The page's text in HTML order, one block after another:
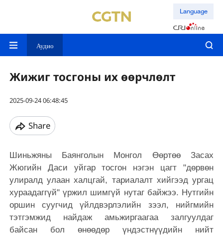
Language
Аудио
Жижиг тосгоны их өөрчлөлт
2025-09-24 06:48:45
Share
Шиньжяны Баянголын Монгол Өөртөө Засах
Жюгийн Даси уйгар тосгон нэгэн цагт "дөрвөн
улиралд улаан халцгай, тариалалт хийгээд ургац
хураадаггүй" үржил шимгүй нутаг байжээ. Нутгийн
оршин суугчид үйлдвэрлэлийн зээл, нийгмийн
тэтгэмжид найдаж амьжиргаагаа залгуулдаг
байсан бол өнөөдөр үндэстнүүдийн нийт